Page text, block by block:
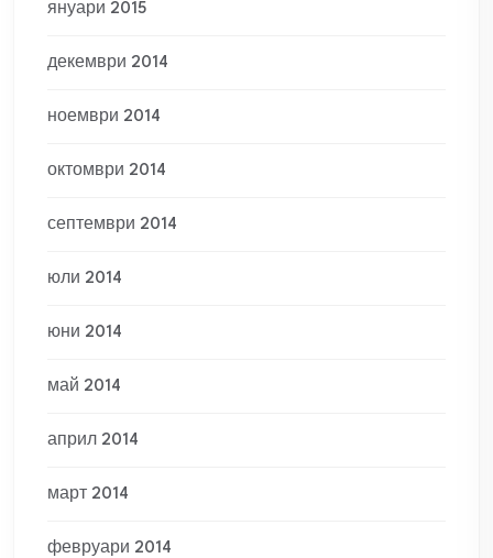
януари 2015
декември 2014
ноември 2014
октомври 2014
септември 2014
юли 2014
юни 2014
май 2014
април 2014
март 2014
февруари 2014